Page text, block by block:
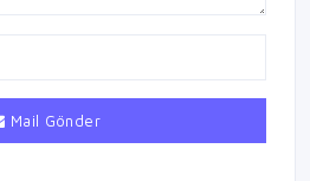
Mail Gönder